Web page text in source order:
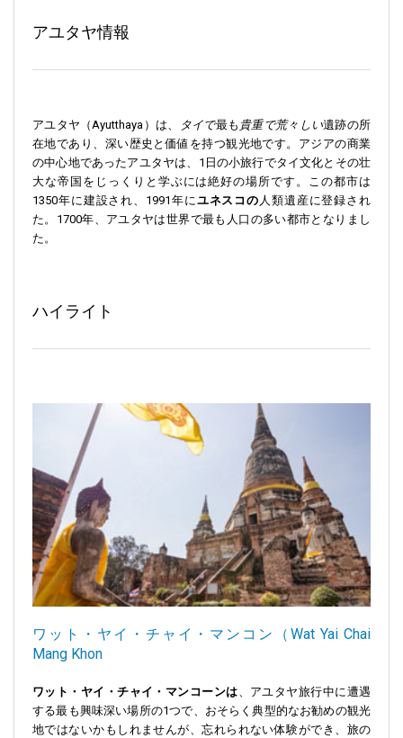
アユタヤ情報
アユタヤ（Ayutthaya）は、 タイで最も 貴重で荒々しい遺跡の所
在地であり、深い歴史と価値を持つ観光地です。アジアの商業
の中心地であったアユタヤは、1日の小旅行でタイ文化とその壮
大な帝国をじっくりと学ぶには絶好の場所です。この都市は
1350年に建設され、1991年にユネスコの 人類遺産に登録され
た。1700年、アユタヤは世界で最も人口の多い都市となりまし
た。
ハイライト
ワット・ヤイ・チャイ・マンコン（Wat Yai Chai
Mang Khon
ワット・ヤイ・チャイ・マンコーンは、アユタヤ旅行中に遭遇
する最も興味深い場所の1つで、おそらく典型的なお勧めの観光
地ではないかもしれませんが、忘れられない体験ができ、旅の